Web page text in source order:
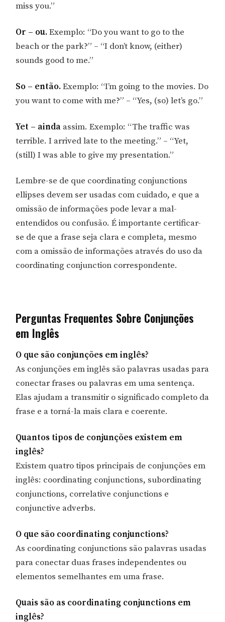
miss you.”
Or – ou.Exemplo: “Do you want to go to the
beach or the park?” – “I don’t know, (either)
sounds good to me.”
So – então.Exemplo: “I’m going to the movies. Do
you want to come with me?” – “Yes, (so) let’s go.”
Yet – ainda assim. Exemplo: “The traffic was
terrible. I arrived late to the meeting.” – “Yet,
(still) I was able to give my presentation.”
Lembre-se de que coordinating conjunctions
ellipses devem ser usadas com cuidado, e que a
omissão de informações pode levar a mal-
entendidos ou confusão. É importante certificar-
se de que a frase seja clara e completa, mesmo
com a omissão de informações através do uso da
coordinating conjunction correspondente.
Perguntas Frequentes Sobre Conjunções
em Inglês
O que são conjunções em inglês?
As conjunções em inglês são palavras usadas para
conectar frases ou palavras em uma sentença.
Elas ajudam a transmitir o significado completo da
frase e a torná-la mais clara e coerente.
Quantos tipos de conjunções existem em
inglês?
Existem quatro tipos principais de conjunções em
inglês: coordinating conjunctions, subordinating
conjunctions, correlative conjunctions e
conjunctive adverbs.
O que são coordinating conjunctions?
As coordinating conjunctions são palavras usadas
para conectar duas frases independentes ou
elementos semelhantes em uma frase.
Quais são as coordinating conjunctions em
inglês?